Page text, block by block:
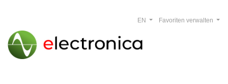
Favoriten verwalten
EN